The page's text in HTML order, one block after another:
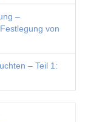
–
von
– Teil 1: